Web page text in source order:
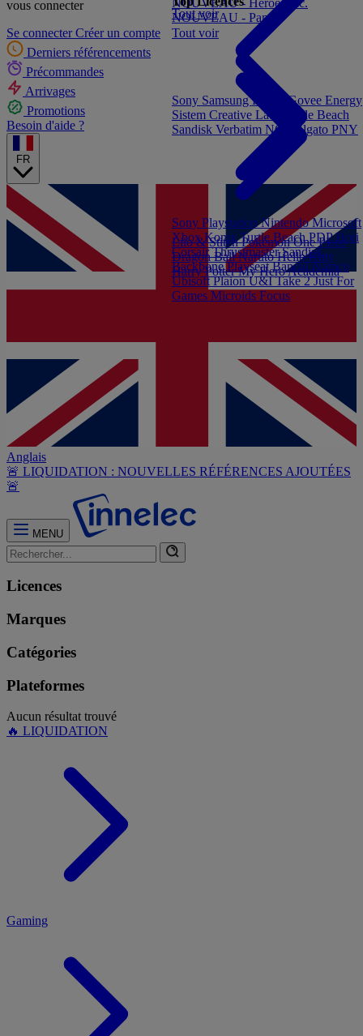
vous connecter
Se connecter Créer un compte
Derniers référencements
Précommandes
Arrivages
Promotions
Besoin d'aide ?
FR
Anglais
🚨 LIQUIDATION : NOUVELLES RÉFÉRENCES AJOUTÉES
🚨
MENU
Licences
Marques
Catégories
Plateformes
Aucun résultat trouvé
🔥 LIQUIDATION
NOUVEAU - Heroes Inc.
NOUVEAU - Panini
Gaming
Tout voir
Sony PlaystationNintendoMicrosoft
XboxKonixTurtle BeachPDPHori
CorsairThrustmasterSandisk
BackbonePlayseatBandai Namco
UbisoftPlaionU&ITake 2Just For
Games Microids Focus
Tout voir
Lilo & StitchPokémonOne Piece
Dragon BallNarutoHello Kitty
Harry PotterMy Hero Academia
Sony SamsungKonix Govee Energy
Sistem Creative Labs
Turtle Beach
Sandisk Verbatim NGS Elgato PNY